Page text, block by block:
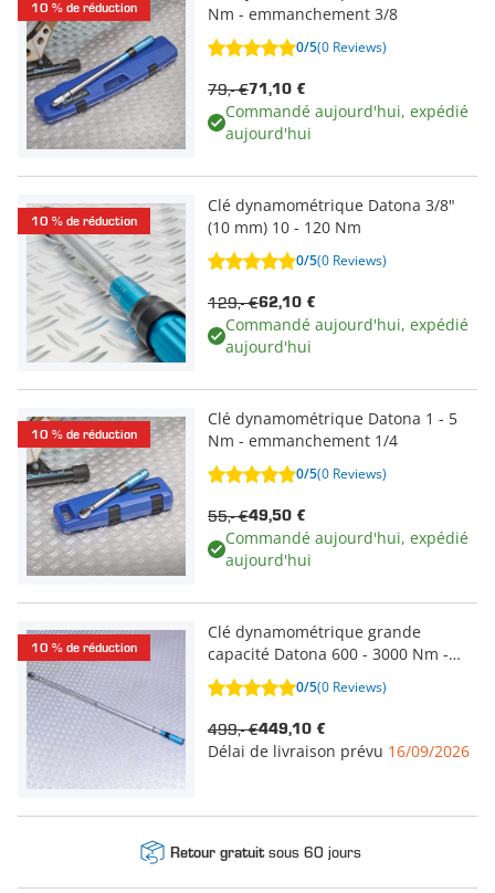
10 % de réduction
Nm - emmanchement 3/8
0/5(0 Reviews)
71,10 €
79,- €
Commandé aujourd'hui, expédié
aujourd'hui
10 % de réduction
Clé dynamométrique Datona 3/8"
(10 mm) 10 - 120 Nm
0/5(0 Reviews)
62,10 €
129,- €
Commandé aujourd'hui, expédié
aujourd'hui
10 % de réduction
Clé dynamométrique Datona 1 - 5
Nm - emmanchement 1/4
0/5(0 Reviews)
49,50 €
55,- €
Commandé aujourd'hui, expédié
aujourd'hui
10 % de réduction
Clé dynamométrique grande
capacité Datona 600 - 3000 Nm -
carré 1"
0/5(0 Reviews)
449,10 €
499,- €
Délai de livraison prévu 16/09/2026
Retour gratuitsous 60 jours